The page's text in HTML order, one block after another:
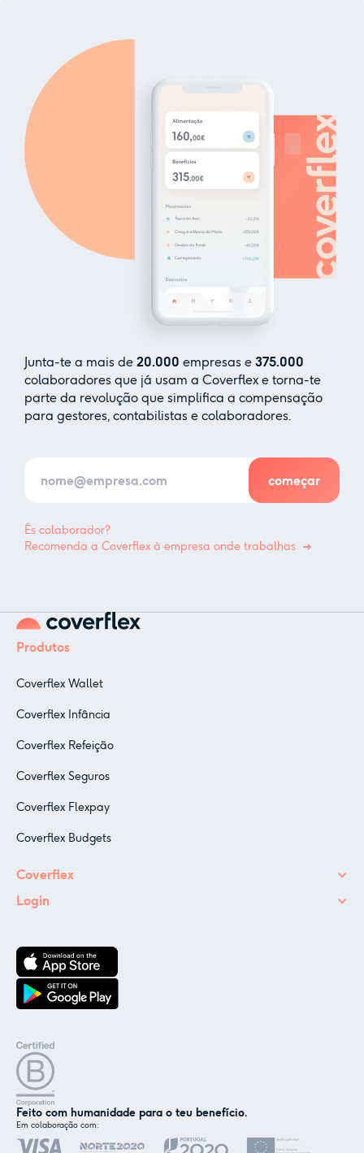
Junta-te a mais de 20.000 empresas e 375.000
colaboradores que já usam a Coverflex e torna-te
parte da revolução que simplifica a compensação
para gestores, contabilistas e colaboradores.
És colaborador?
Recomenda a Coverflex à empresa onde trabalhas
Produtos
Coverflex Wallet
Coverflex Infância
Coverflex Refeição
Coverflex Seguros
Coverflex Flexpay
Coverflex Budgets
Coverflex
Login
Feito com humanidade para o teu benefício.
Em colaboração com: